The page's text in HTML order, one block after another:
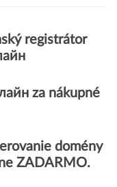
registrátor
za nákupné
domény
ZADARMO.